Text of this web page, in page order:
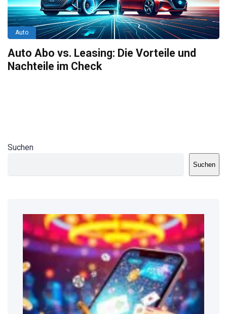
Auto
Auto Abo vs. Leasing: Die Vorteile und
Nachteile im Check
Suchen
Suchen